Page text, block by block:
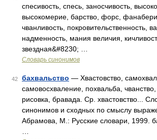
спесивость, спесь, заносчивость,
высокомерие, барство, форс,
чванливость, покровительственность,
надменность, мания величия,
звездная&#8230; …
Словарь синонимов
42 бахвальство — Хвастовство,
самовосхваление, похвальба,
рисовка, бравада. Ср. хвастовство...
синонимов и сходных по смыслу
Абрамова, М.: Русские словари, 1999.